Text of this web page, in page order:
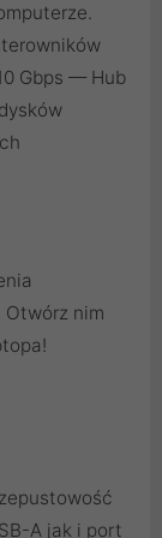
Gbps — Hub
nim
A jak i port